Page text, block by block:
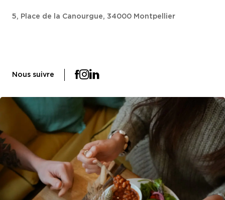
5, Place de la Canourgue, 34000 Montpellier
Nous suivre